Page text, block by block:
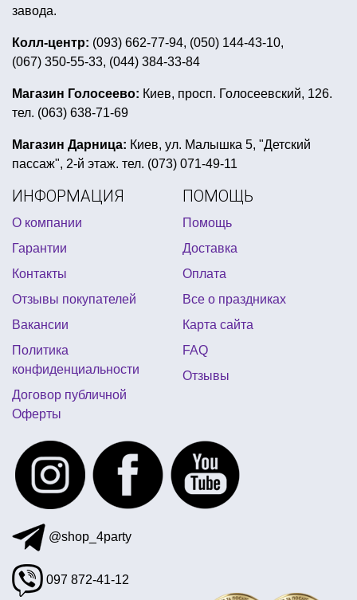
купить воздушные шарики в форме мультфильм
фольгированные шары с гелием
подвесной декор на 14 февраля
день рождения в стиле спанч боб
шляпы для хэллоуина
купить воздушные шары сердце
даша путешественница день рождения
свечи буквы на торт
лепестки цветов на 14 февраля
стакан бумажный новогодний
аксессуары для морской вечеринки
шары фольгированные звезды
купить фольгированные шары сердце
трендовые шары
греческая вечеринка одежда
украшения на детский праздник
купить небесные фонарики на 8 марта
картина на хэллоуин
шарики для взрослых
вечеринка в японском стиле
завода.
Колл-центр: (093) 662-77-94, (050) 144-43-10,
(067) 350-55-33, (044) 384-33-84
Магазин Голосеево: Киев, просп. Голосеевский, 126.
тел. (063) 638-71-69
Магазин Дарница: Киев, ул. Малышка 5, "Детский
пассаж", 2-й этаж. тел. (073) 071-49-11
ИНФОРМАЦИЯ
О компании
Гарантии
Контакты
Отзывы покупателей
Вакансии
Политика
конфиденциальности
Договор публичной
Оферты
ПОМОЩЬ
Помощь
Доставка
Оплата
Все о праздниках
Карта сайта
FAQ
Отзывы
@shop_4party
097 872-41-12